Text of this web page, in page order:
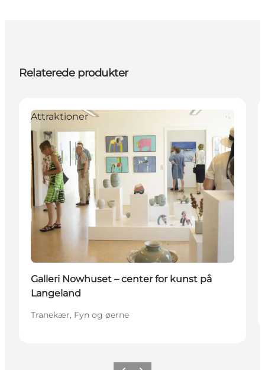
Relaterede produkter
Attraktioner
Galleri Nowhuset – center for kunst på
Langeland
Tranekær, Fyn og øerne